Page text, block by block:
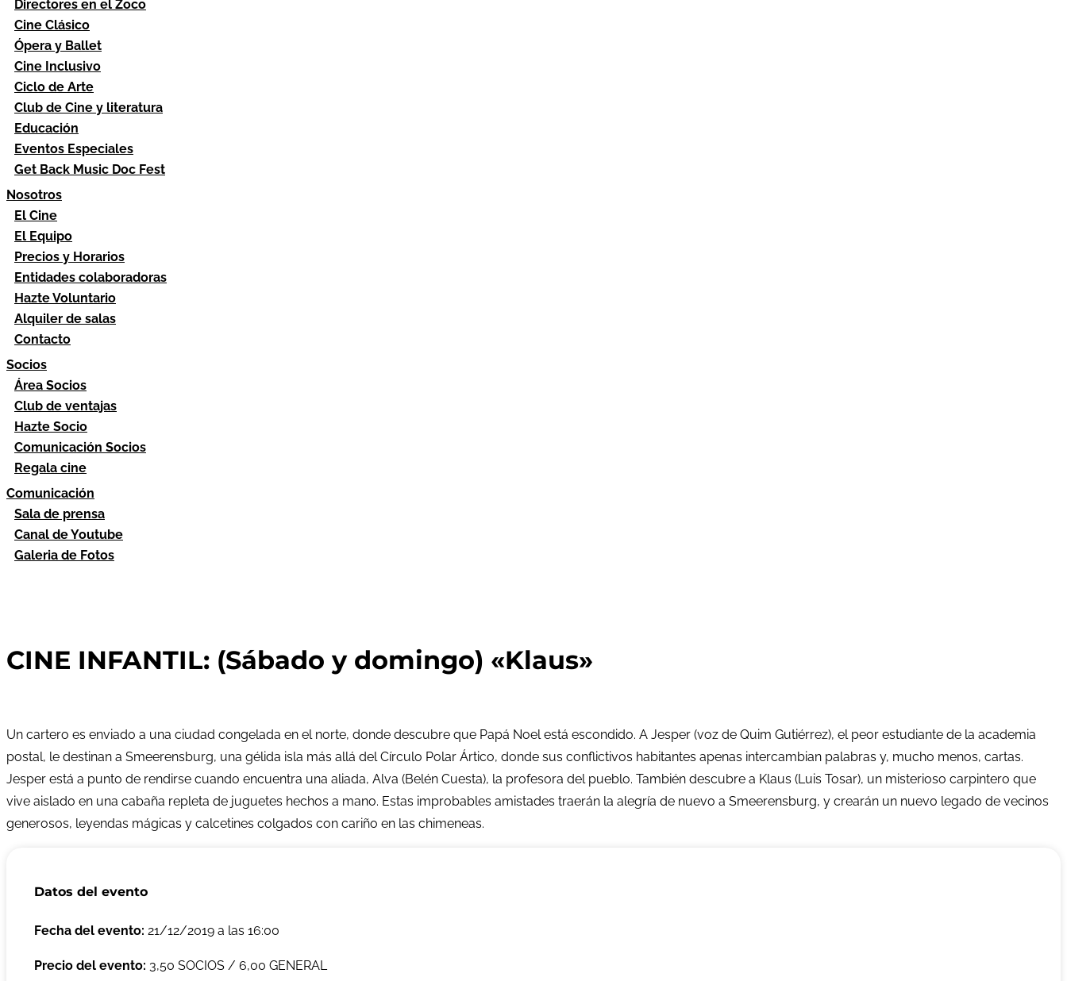
Directores en el Zoco
Cine Clásico
Ópera y Ballet
Cine Inclusivo
Ciclo de Arte
Club de Cine y literatura
Educación
Eventos Especiales
Get Back Music Doc Fest
Nosotros
El Cine
El Equipo
Precios y Horarios
Entidades colaboradoras
Hazte Voluntario
Alquiler de salas
Contacto
Socios
Área Socios
Club de ventajas
Hazte Socio
Comunicación Socios
Regala cine
Comunicación
Sala de prensa
Canal de Youtube
Galeria de Fotos
CINE INFANTIL: (Sábado y domingo) «Klaus»
Un cartero es enviado a una ciudad congelada en el norte, donde descubre que Papá Noel está escondido. A Jesper (voz de Quim Gutiérrez), el peor estudiante de la academia
postal, le destinan a Smeerensburg, una gélida isla más allá del Círculo Polar Ártico, donde sus conflictivos habitantes apenas intercambian palabras y, mucho menos, cartas.
Jesper está a punto de rendirse cuando encuentra una aliada, Alva (Belén Cuesta), la profesora del pueblo. También descubre a Klaus (Luis Tosar), un misterioso carpintero que
vive aislado en una cabaña repleta de juguetes hechos a mano. Estas improbables amistades traerán la alegría de nuevo a Smeerensburg, y crearán un nuevo legado de vecinos
generosos, leyendas mágicas y calcetines colgados con cariño en las chimeneas.
Datos del evento
Fecha del evento: 21/12/2019 a las 16:00
Precio del evento: 3,50 SOCIOS / 6,00 GENERAL